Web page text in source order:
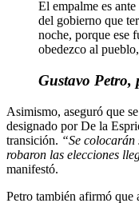
El empalme es
del gobierno que
noche, porque ese
obedezco al
Gustavo Petro,
Asimismo, aseguró que
designado por De la
transición. “Se colocarán
robaron las elecciones
manifestó.
Petro también afirmó que